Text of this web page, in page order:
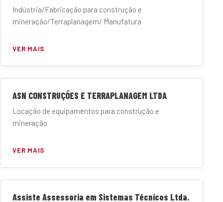
Indústria/Fabricação para construção e
mineração/Terraplanagem/ Manufatura
VER MAIS
ASN CONSTRUÇÕES E TERRAPLANAGEM LTDA
Locação de equipamentos para construção e
mineração
VER MAIS
Assiste Assessoria em Sistemas Técnicos Ltda.